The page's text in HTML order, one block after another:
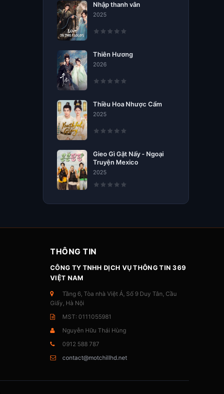
Nhập thanh vân
2025
Thiên Hương
2026
Thiều Hoa Nhược Cẩm
2025
Gieo Gì Gặt Nấy - Ngoại
Truyện Mexico
2025
THÔNG TIN
CÔNG TY TNHH DỊCH VỤ THÔNG TIN 369
VIỆT NAM
Tầng 6, Tòa nhà Việt Á, Số 9 Duy Tân, Cầu
Giấy, Hà Nội
MST: 0111055981
Nguyễn Hữu Thái Hùng
0912 588 787
contact@motchillhd.net